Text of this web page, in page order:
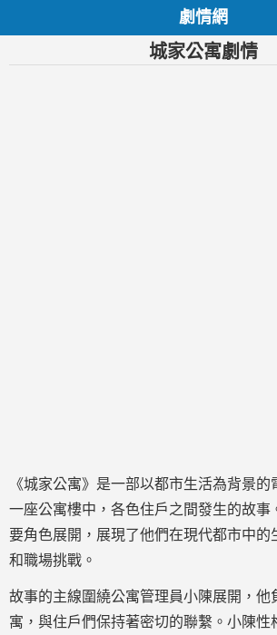
劇情網
城家公寓劇情
《城家公寓》是一部以都市生活為背景
一座公寓樓中，各色住戶之間發生的故事
要角色展開，展現了他們在現代都市中的
和職場挑戰。
故事的主線圍繞公寓管理員小陳展開，他
寓，與住戶們保持著密切的聯繫。小陳性